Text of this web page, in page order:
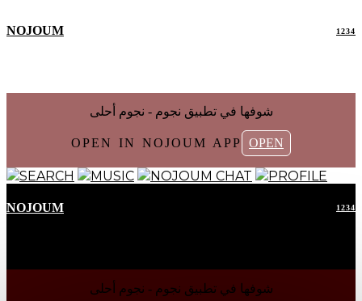
NOJOUM 1234
شوفها في تطبیق نجوم - نجوم أحلی
OPEN IN NOJOUM APP OPEN
SEARCH MUSIC NOJOUM CHAT PROFILE
NOJOUM 1234
شوفها في تطبیق نجوم - نجوم أحلی